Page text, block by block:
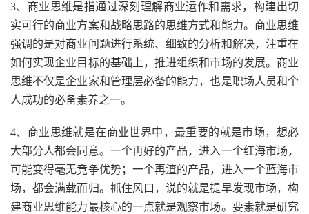
3、商业思维是指通过深刻理解商业运作和需求，构建出切
实可行的商业方案和战略思路的思维方式和能力。商业思维
强调的是对商业问题进行系统、细致的分析和解决，注重在
如何实现企业目标的基础上，推进组织和市场的发展。商业
思维不仅是企业家和管理层必备的能力，也是职场人员和个
人成功的必备素养之一。
4、商业思维就是在商业世界中，最重要的就是市场，想必
大部分人都会同意。一个再好的产品，进入一个红海市场，
可能变得毫无竞争优势；一个再渣的产品，进入一个蓝海市
场，都会满载而归。抓住风口，说的就是提早发现市场，构
建商业思维能力最核心的一点就是观察市场。要素就是研究